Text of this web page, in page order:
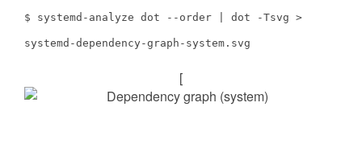
$ systemd-analyze dot --order | dot -Tsvg >
systemd-dependency-graph-system.svg
[